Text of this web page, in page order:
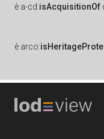
è a-cd:isAcquisitionOf
è arco: